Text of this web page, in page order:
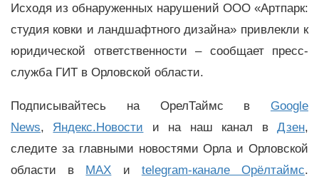
Исходя из обнаруженных нарушений ООО «Артпарк:
студия ковки и ландшафтного дизайна» привлекли к
юридической ответственности – сообщает пресс-
служба ГИТ в Орловской области.
Подписывайтесь на ОрелТаймс в Google
News, Яндекс.Новости и на наш канал вДзен,
следите за главными новостями Орла и Орловской
области в MAX и telegram-канале Орёлтаймс.